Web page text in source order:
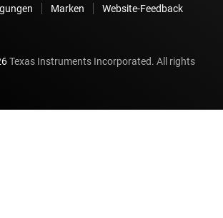
Marken
Website-Feedback
Texas Instruments Incorporated. All rights